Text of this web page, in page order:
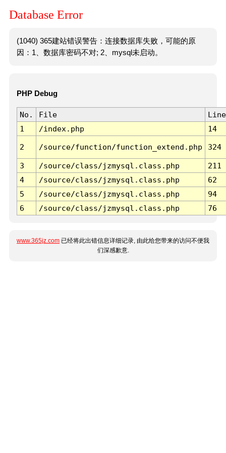
Database Error
(1040) 365建站错误警告：连接数据库失败，可能的原
因：1、数据库密码不对; 2、mysql未启动。
PHP Debug
No. File
Line
1
/index.php 14
2 /source/function/function_extend.php 324
3 /source/class/jzmysql.class.php
211
4
/source/class/jzmysql.class.php
62
5
/source/class/jzmysql.class.php
94
6
/source/class/jzmysql.class.php 76
www.365jz.com 已经将此出错信息详细记录, 由此给您带来的访问不便我
们深感歉意.